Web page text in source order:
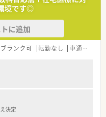
境です◎
に追加
ブランク可 転勤なし 車通勤可
決定